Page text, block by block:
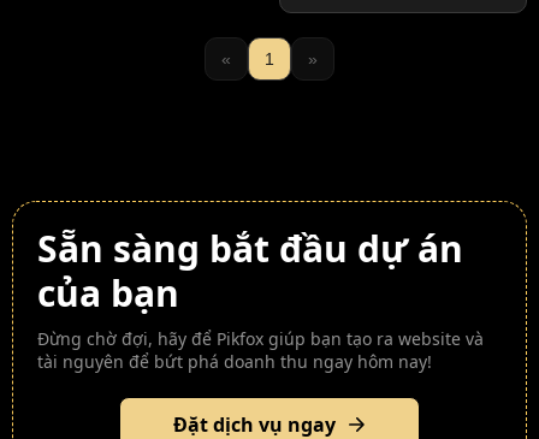
« 1 »
Sẵn sàng bắt đầu dự án
của bạn
Đừng chờ đợi, hãy để Pikfox giúp bạn tạo ra website và
tài nguyên để bứt phá doanh thu ngay hôm nay!
Đặt dịch vụ ngay